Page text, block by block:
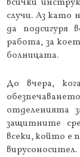
всички
случи. Аз като
да подсигуря
работа, за
болницата.
До вчера,
отделенията
защитните
всеки, който е
вирусоносител.